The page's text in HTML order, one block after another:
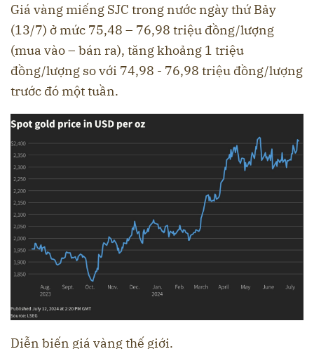
Giá vàng miếng SJC trong nước ngày thứ Bảy
(13/7) ở mức 75,48 – 76,98 triệu đồng/lượng
(mua vào – bán ra), tăng khoảng 1 triệu
đồng/lượng so với 74,98 - 76,98 triệu đồng/lượng
trước đó một tuần.
Diễn biến giá vàng thế giới.